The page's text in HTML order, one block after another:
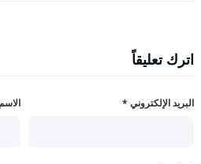
اترك تعليقاً
الاسم البريد الإلكتروني *